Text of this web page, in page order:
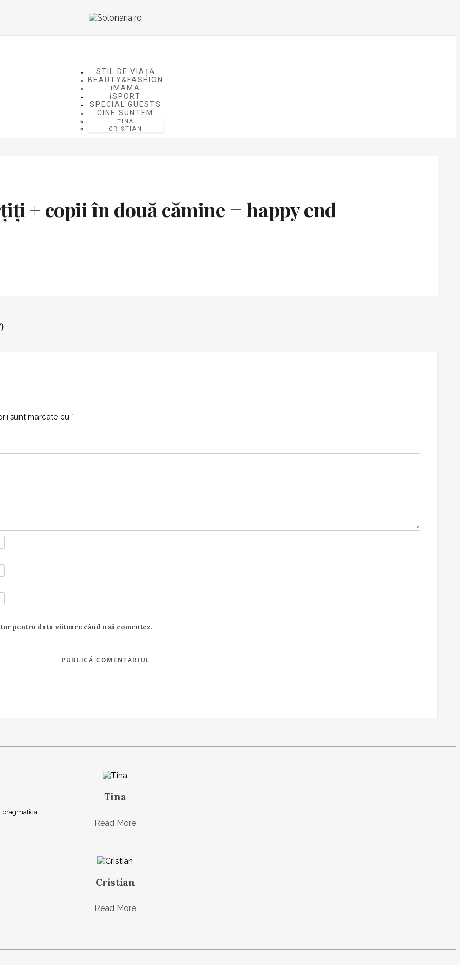
STIL DE VIAȚĂ
BEAUTY&FASHION
iMAMA
iSPORT
SPECIAL GUESTS
CINE SUNTEM
TINA
CRISTIAN
+ copii în două cămine = happy end
sunt marcate cu *
pentru data viitoare când o să comentez.
Tina
Read More
Cristian
Read More